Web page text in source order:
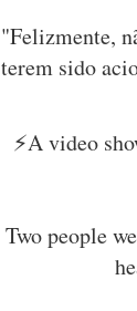
"Felizmente,
terem sido
⚡️A video
Two people